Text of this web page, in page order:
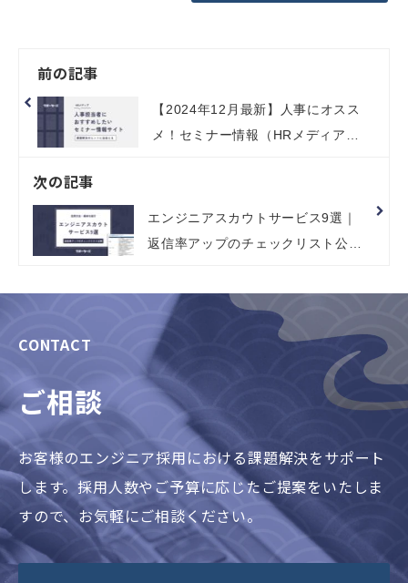
前の記事
【2024年12月最新】人事にオスス
メ！セミナー情報（HRメディア）
次の記事
エンジニアスカウトサービス9選｜
返信率アップのチェックリスト公
CONTACT
ご相談
お客様のエンジニア採用における課題解決をサポート
します。採用人数やご予算に応じたご提案をいたしま
すので、お気軽にご相談ください。